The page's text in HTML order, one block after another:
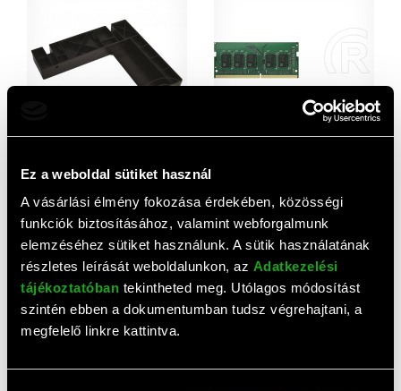
Ez a weboldal sütiket használ
A vásárlási élmény fokozása érdekében, közösségi
funkciók biztosításához, valamint webforgalmunk
elemzéséhez sütiket használunk. A sütik használatának
részletes leírását weboldalunkon, az Adatkezelési
tájékoztatóban tekintheted meg. Utólagos módosítást
szintén ebben a dokumentumban tudsz végrehajtani, a
megfelelő linkre kattintva.
Type C
3 720 HUF 133 800 HUF